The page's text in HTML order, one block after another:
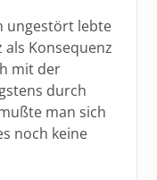
ungestört lebte
Konsequenz
mit der
durch
man sich
noch keine